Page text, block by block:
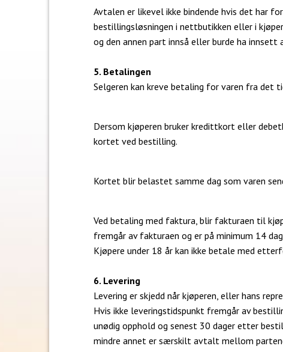
Avtalen er likevel ikke bindende hvis det har
bestillingsløsningen i nettbutikken eller i
og den annen part innså eller burde ha
5. Betalingen
Selgeren kan kreve betaling for varen fra det
Dersom kjøperen bruker kredittkort eller
kortet ved bestilling.
Kortet blir belastet samme dag som varen
Ved betaling med faktura, blir fakturaen til
fremgår av fakturaen og er på minimum 14
Kjøpere under 18 år kan ikke betale med
6. Levering
Levering er skjedd når kjøperen, eller hans
Hvis ikke leveringstidspunkt fremgår av
unødig opphold og senest 30 dager etter
mindre annet er særskilt avtalt mellom